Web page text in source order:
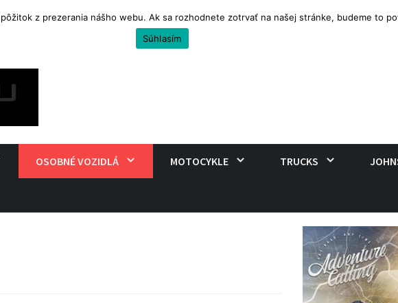
OSOBNÉ VOZIDLÁ MOTOCYKLE TRUCKS
z prezerania nášho webu. Ak sa rozhodnete zotrvať na našej stránke, budeme to
Súhlasím